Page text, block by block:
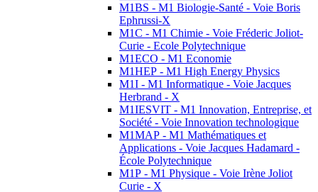
M1BS - M1 Biologie-Santé - Voie Boris
Ephrussi-X
M1C - M1 Chimie - Voie Fréderic Joliot-
Curie - Ecole Polytechnique
M1ECO - M1 Economie
M1HEP - M1 High Energy Physics
M1I - M1 Informatique - Voie Jacques
Herbrand - X
M1IESVIT - M1 Innovation, Entreprise, et
Société - Voie Innovation technologique
M1MAP - M1 Mathématiques et
Applications - Voie Jacques Hadamard -
École Polytechnique
M1P - M1 Physique - Voie Irène Joliot
Curie - X